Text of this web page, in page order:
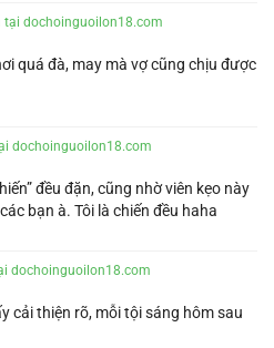
tại dochoinguoilon18.com
quá đà, may mà vợ cũng chịu được
dochoinguoilon18.com
đều đặn, cũng nhờ viên kẹo này
bạn à. Tôi là chiến đều haha
dochoinguoilon18.com
cải thiện rõ, mỗi tội sáng hôm sau